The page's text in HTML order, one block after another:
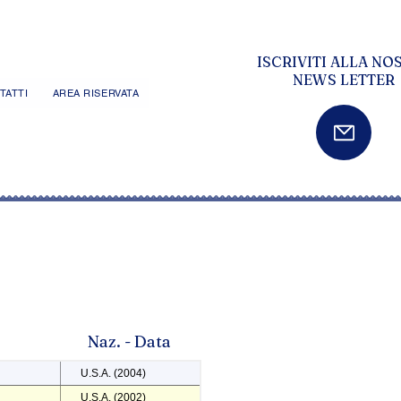
AREA RISERVATA
ISCRIVITI ALLA
NEWS LETTER
Naz. - Data
U.S.A. (2004)
U.S.A. (2002)